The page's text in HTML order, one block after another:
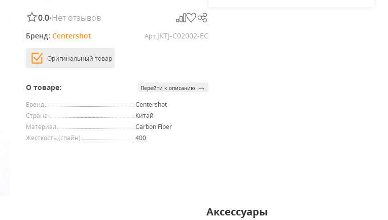
0.0•Нет отзывов
Бренд: Centershot Арт.JKTJ-C02002-EC
Оригинальный товар
О товаре: Перейти к описанию →
Бренд
Centershot
Страна
Китай
Материал
Carbon Fiber
Жесткость (спайн)
400
Аксессуары